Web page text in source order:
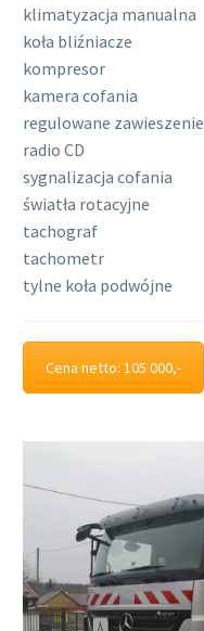
klimatyzacja manualna
koła bliźniacze
kompresor
kamera cofania
regulowane
radio CD
sygnalizacja cofania
światła rotacyjne
tachograf
tachometr
tylne koła podwójne
Cena netto: 105 000,-